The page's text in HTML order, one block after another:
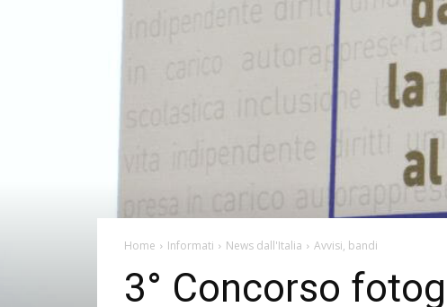
Home Informati News dall'Italia Avvisi, bandi
3° Concorso